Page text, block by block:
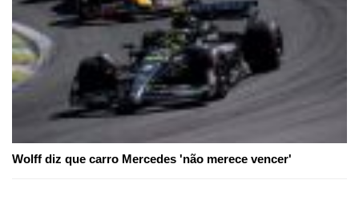
Wolff diz que carro Mercedes 'não merece vencer'